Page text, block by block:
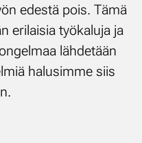
edes­tä pois. Tä­mä
eri­lai­sia työ­ka­lu­ja ja
läh­de­tään
ha­lusim­me siis